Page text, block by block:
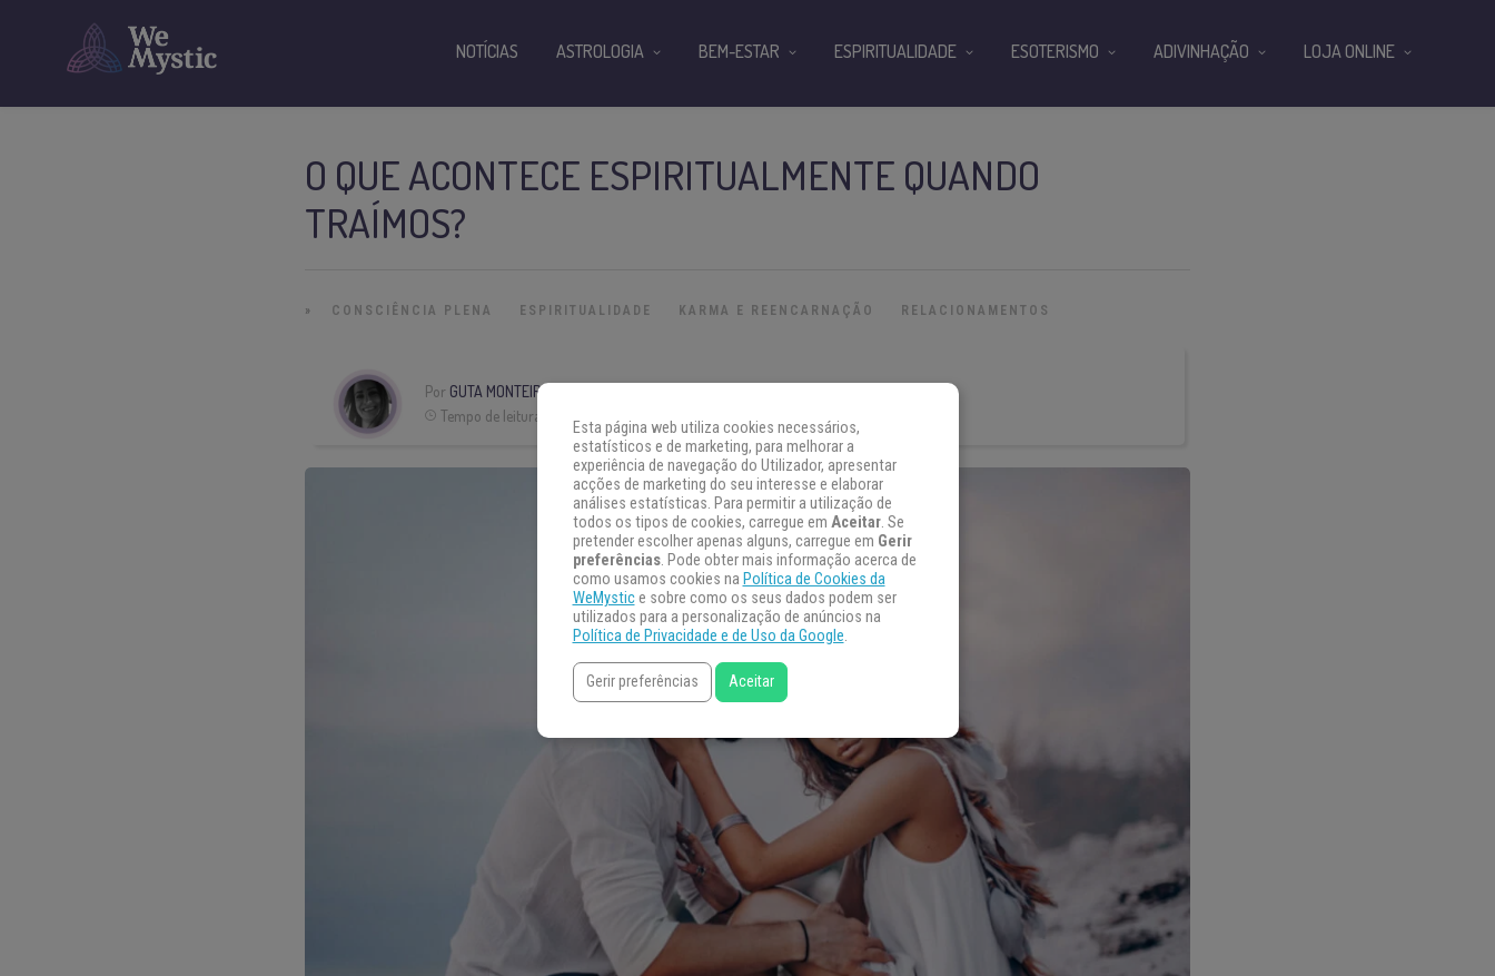
O QUE ACONTECE ESPIRITUALMENTE QUANDO
TRAÍMOS?
» CONSCIÊNCIA PLENA ESPIRITUALIDADE KARMA E REENCARNAÇÃO RELACIONAMENTOS
Por GUTA MONTEIRO
Tempo de leitura:
NOTÍCIAS ASTROLOGIA BEM-ESTAR ESPIRITUALIDADE ESOTERISMO ADIVINHAÇÃO LOJA ONLINE
Esta página web utiliza cookies necessários,
estatísticos e de marketing, para melhorar a
experiência de navegação do Utilizador, apresentar
acções de marketing do seu interesse e elaborar
análises estatísticas. Para permitir a utilização de
todos os tipos de cookies, carregue em Aceitar. Se
pretender escolher apenas alguns, carregue em Gerir
preferências. Pode obter mais informação acerca de
como usamos cookies na Política de Cookies da
WeMystice sobre como os seus dados podem ser
utilizados para a personalização de anúncios na
Política de Privacidade e de Uso da Google.
Gerir preferências Aceitar